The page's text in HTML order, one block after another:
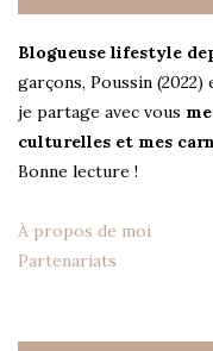
Blogueuse lifestyle
garçons, Poussin (2022)
je partage avec vous
culturelles et mes
Bonne lecture !
À propos de moi
Partenariats